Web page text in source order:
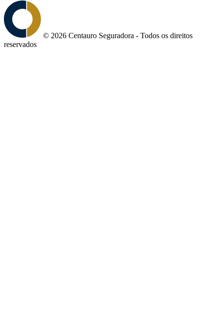
© 2026 Centauro Seguradora - Todos os direitos
reservados